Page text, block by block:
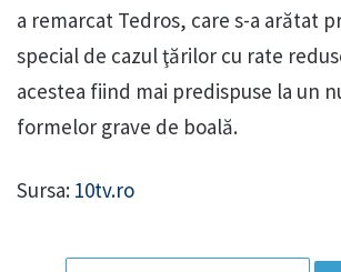
a remarcat Tedros, care s-a arătat
special de cazul ţărilor cu rate
acestea fiind mai predispuse la un
formelor grave de boală.
Sursa: 10tv.ro